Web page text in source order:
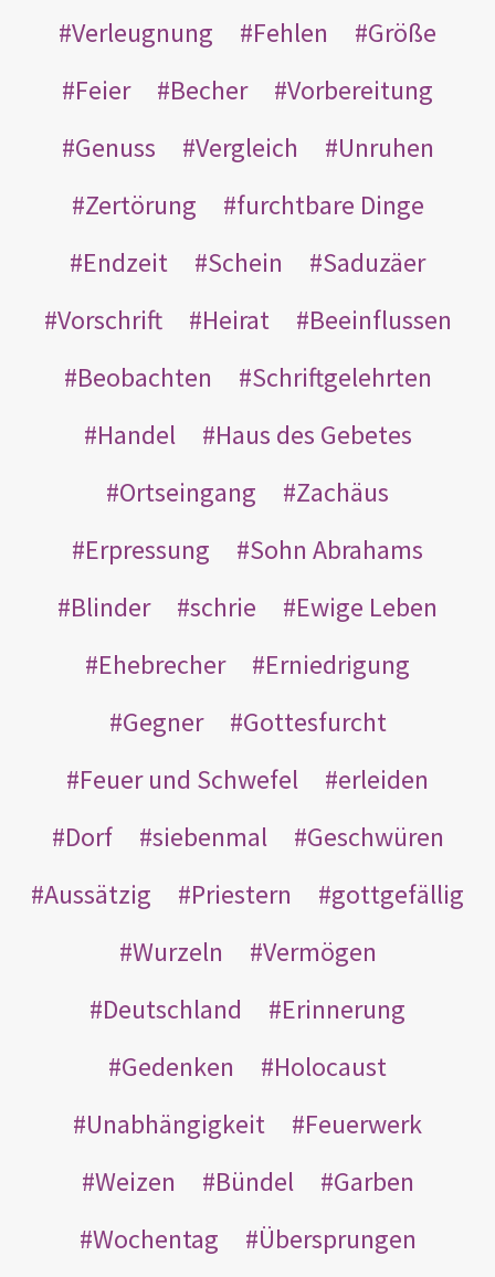
Verleugnung Fehlen
Größe
Feier
Becher
Vorbereitung
Genuss
Vergleich
Unruhen
Zertörung
furchtbare Dinge
Endzeit
Schein
Saduzäer
Vorschrift
Heirat
Beeinflussen
Beobachten
Schriftgelehrten
Handel
Haus des Gebetes
Ortseingang
Zachäus
Erpressung
Sohn Abrahams
Blinder
schrie
Ewige Leben
Ehebrecher
Erniedrigung
Gegner
Gottesfurcht
Feuer und Schwefel
erleiden
Dorf
siebenmal
Geschwüren
Aussätzig
Priestern
gottgefällig
Wurzeln
Vermögen
Deutschland
Erinnerung
Gedenken
Holocaust
Unabhängigkeit
Feuerwerk
Weizen
Bündel
Garben
Wochentag
Übersprungen